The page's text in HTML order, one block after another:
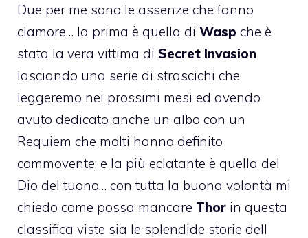
Due per me sono le assenze che fanno
clamore… la prima è quella di Wasp che è
stata la vera vittima di Secret Invasion
lasciando una serie di strascichi che
leggeremo nei prossimi mesi ed avendo
avuto dedicato anche un albo con un
Requiem che molti hanno definito
commovente; e la più eclatante è quella del
Dio del tuono… con tutta la buona volontà mi
chiedo come possa mancare Thor in questa
classifica viste sia le splendide storie dell